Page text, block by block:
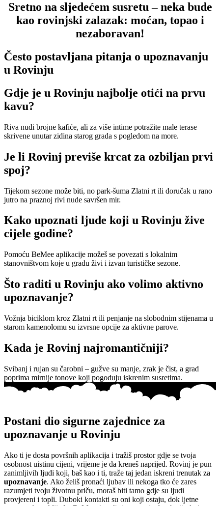
Sretno na sljedećem susretu – neka bude
kao rovinjski zalazak: moćan, topao i
nezaboravan!
Često postavljana pitanja o upoznavanju
u Rovinju
Gdje je u Rovinju najbolje otići na prvu
kavu?
Riva nudi brojne kafiće, ali za više intime potražite male terase
skrivene unutar zidina starog grada s pogledom na more.
Je li Rovinj previše krcat za ozbiljan prvi
spoj?
Tijekom sezone može biti, no park-šuma Zlatni rt ili doručak u rano
jutro na praznoj rivi nude savršen mir.
Kako upoznati ljude koji u Rovinju žive
cijele godine?
Pomoću BeMee aplikacije možeš se povezati s lokalnim
stanovništvom koje u gradu živi i izvan turističke sezone.
Što raditi u Rovinju ako volimo aktivno
upoznavanje?
Vožnja biciklom kroz Zlatni rt ili penjanje na slobodnim stijenama u
starom kamenolomu su izvrsne opcije za aktivne parove.
Kada je Rovinj najromantičniji?
Svibanj i rujan su čarobni – gužve su manje, zrak je čist, a grad
poprima mirnije tonove koji pogoduju iskrenim susretima.
Postani dio sigurne zajednice za
upoznavanje u Rovinju
Ako ti je dosta površnih aplikacija i tražiš prostor gdje se tvoja
osobnost uistinu cijeni, vrijeme je da kreneš naprijed. Rovinj je pun
zanimljivih ljudi koji, baš kao i ti, traže taj jedan iskreni trenutak za
upoznavanje. Ako želiš pronaći ljubav ili nekoga tko će zares
razumjeti tvoju životnu priču, moraš biti tamo gdje su ljudi
provjereni i topli. Duboki kontakti su oni koji ostaju, dok ljetne